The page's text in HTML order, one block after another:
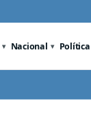
Nacional Política